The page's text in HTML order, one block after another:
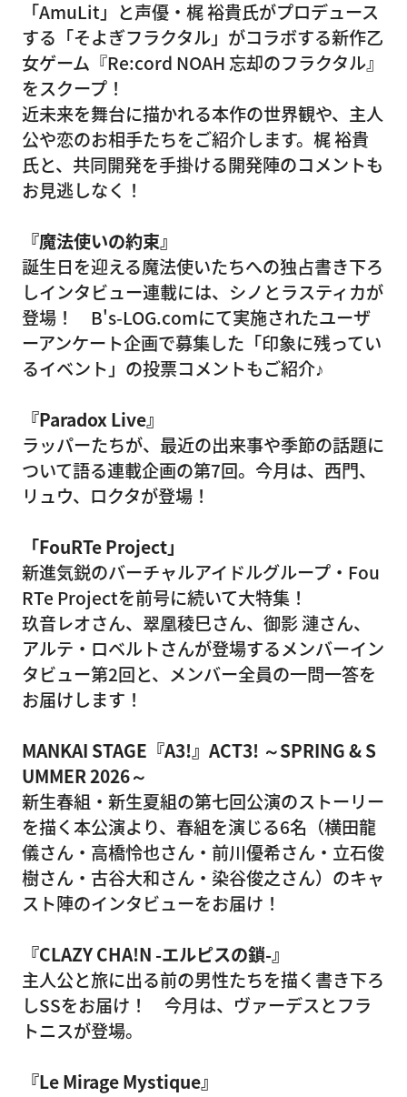
「AmuLit」と声優・梶 裕貴氏がプロデュース
する「そよぎフラクタル」がコラボする新作乙
女ゲーム『Re:cord NOAH 忘却のフラクタル』
をスクープ！
近未来を舞台に描かれる本作の世界観や、主人
公や恋のお相手たちをご紹介します。梶 裕貴
氏と、共同開発を手掛ける開発陣のコメントも
お見逃しなく！
『魔法使いの約束』
誕生日を迎える魔法使いたちへの独占書き下ろ
しインタビュー連載には、シノとラスティカが
登場！ B's-LOG.comにて実施されたユーザ
ーアンケート企画で募集した「印象に残ってい
るイベント」の投票コメントもご紹介♪
『Paradox Live』
ラッパーたちが、最近の出来事や季節の話題に
ついて語る連載企画の第7回。今月は、西門、
リュウ、ロクタが登場！
「FouRTe Project」
新進気鋭のバーチャルアイドルグループ・Fou
RTe Projectを前号に続いて大特集！
玖音レオさん、翠凰稜巳さん、御影 漣さん、
アルテ・ロベルトさんが登場するメンバーイン
タビュー第2回と、メンバー全員の一問一答を
お届けします！
MANKAI STAGE『A3!』ACT3! ～SPRING & S
UMMER 2026～
新生春組・新生夏組の第七回公演のストーリー
を描く本公演より、春組を演じる6名（横田龍
儀さん・高橋怜也さん・前川優希さん・立石俊
樹さん・古谷大和さん・染谷俊之さん）のキャ
スト陣のインタビューをお届け！
『CLAZY CHA!N -エルピスの鎖-』
主人公と旅に出る前の男性たちを描く書き下ろ
しSSをお届け！ 今月は、ヴァーデスとフラ
トニスが登場。
『Le Mirage Mystique』